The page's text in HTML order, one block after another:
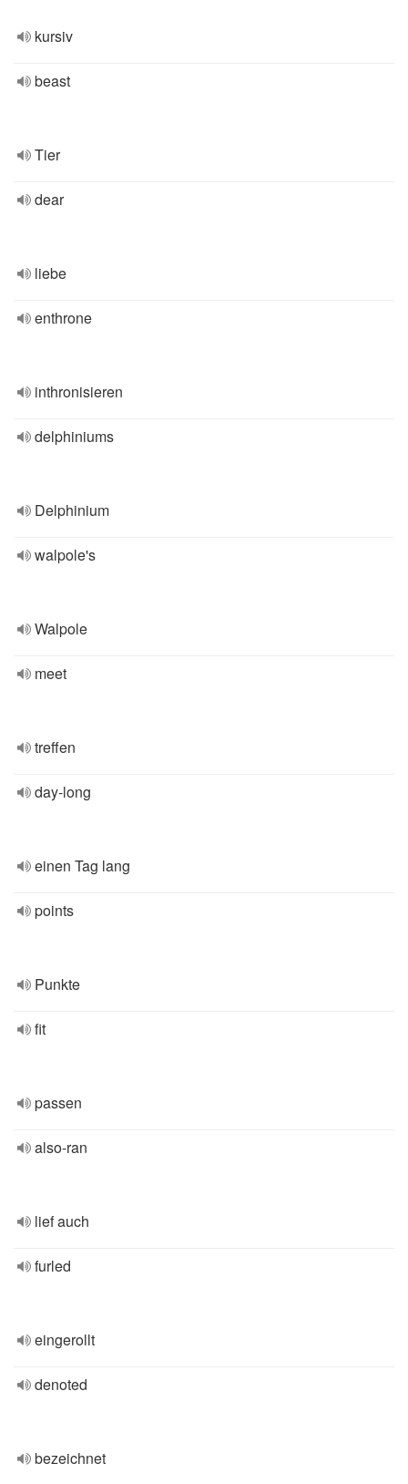
kursiv
beast
Tier
dear
liebe
enthrone
inthronisieren
delphiniums
Delphinium
walpole's
Walpole
meet
treffen
day-long
einen Tag lang
points
Punkte
fit
passen
also-ran
lief auch
furled
eingerollt
denoted
bezeichnet